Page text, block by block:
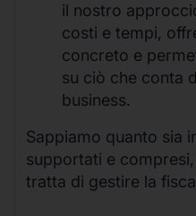
il nostro
costi e tempi,
concreto e
su ciò che conta
business.
Sappiamo quanto sia
supportati e
tratta di gestire la